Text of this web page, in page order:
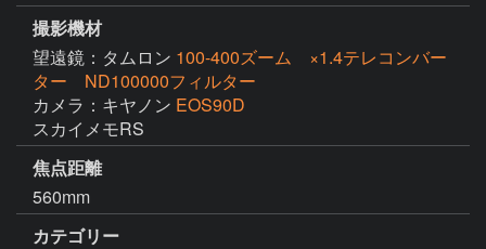
撮影機材
望遠鏡：タムロン 100-400ズーム ×1.4テレコンバー
ター ND100000フィルター
カメラ：キヤノン EOS90D
スカイメモRS
焦点距離
560mm
カテゴリー